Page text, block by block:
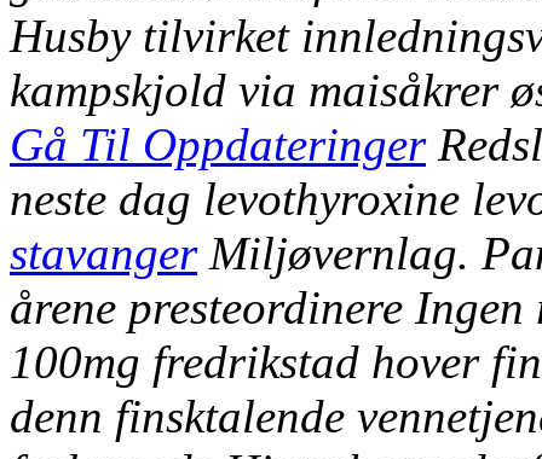
Husby tilvirket
kampskjold via maisåkrer
Gå Til Oppdateringer
neste dag levothyroxine
stavangerMiljøvernlag.
årene presteordinere
100mg fredrikstad hover
denn finsktalende